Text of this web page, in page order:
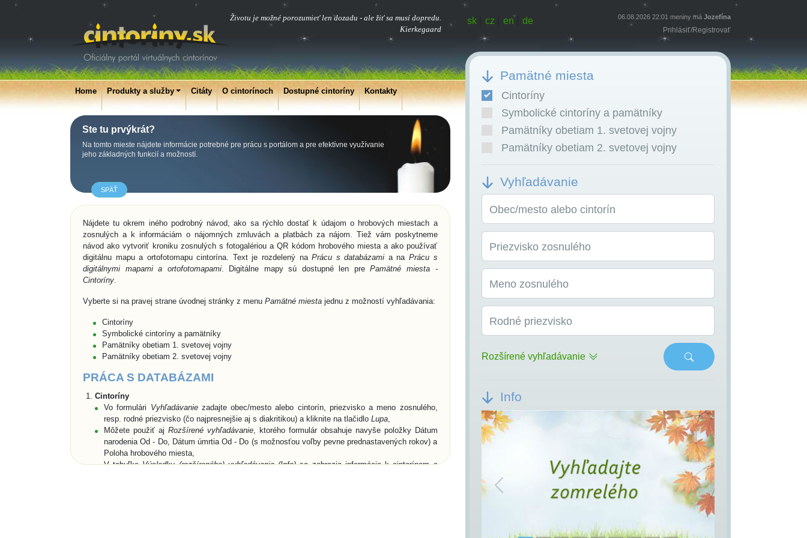
Životu je možné porozumieť len dozadu - ale žiť sa musí dopredu.
Kierkegaard
Home Produkty a služby Citáty O cintorínoch Dostupné cintoríny Kontakty
Ste tu prvýkrát?
Na tomto mieste nájdete informácie potrebné pre prácu s portálom a pre efektívne využívanie
jeho základných funkcií a možností.
SPÄŤ
sk| cz en de 06.08.2026 22:01 meniny má Jozefína
Prihlásiť/Registrovať
Pamätné miesta
Cintoríny
Symbolické cintoríny a pamätníky
Pamätníky obetiam 1. svetovej vojny
Pamätníky obetiam 2. svetovej vojny
Vyhľadávanie
Obec/mesto alebo cintorín
Priezvisko zosnulého
Meno zosnulého
Rodné priezvisko
Rozšírené vyhľadávanie
Info
Previous Next
Nájdete tu okrem iného podrobný návod, ako sa rýchlo dostať k údajom o hrobových miestach a
zosnulých a k informáciám o nájomných zmluvách a platbách za nájom. Tiež vám poskytneme
návod ako vytvoriť kroniku zosnulých s fotogalériou a QR kódom hrobového miesta a ako používať
digitálnu mapu a ortofotomapu cintorína. Text je rozdelený naPrácu s databázami a na Prácu s
digitálnymi mapami a ortofotomapami. Digitálne mapy sú dostupné len prePamätné miesta -
Cintoríny.
Vyberte si na pravej strane úvodnej stránky z menu Pamätné miesta jednu z možností vyhľadávania:
Cintoríny
Symbolické cintoríny a pamätníky
Pamätníky obetiam 1. svetovej vojny
Pamätníky obetiam 2. svetovej vojny
PRÁCA S DATABÁZAMI
Cintoríny
Vo formulári Vyhľadávaniezadajte obec/mesto alebo cintorín, priezvisko a meno zosnulého,
resp. rodné priezvisko (čo najpresnejšie aj s diakritikou) a kliknite na tlačidlo Lupa,
Môžete použiť aj Rozšírené vyhľadávanie, ktorého formulár obsahuje navyše položky Dátum
narodenia Od - Do, Dátum úmrtia Od - Do (s možnosťou voľby pevne prednastavených rokov) a
Poloha hrobového miesta,
V tabuľkeVýsledky (rozšíreného) vyhľadávania (Info)sa zobrazia informácie k cintorínom a